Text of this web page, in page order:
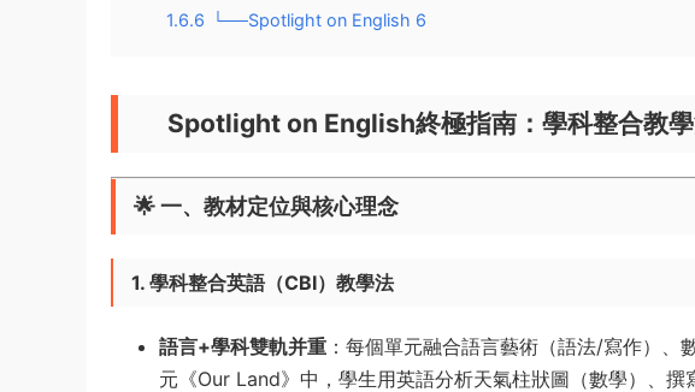
1.6.6
└──Spotlight on English 6
Spotlight on English終極指南：學科整合教
🌟 ​一、教材定位與核心理念
1. 學科整合英語（CBI）教學法
語言+學科雙軌并重 ：每個單元融合語言藝術（語法/寫作）
元《Our Land》中，學生用英語分析天氣柱狀圖（數學）、